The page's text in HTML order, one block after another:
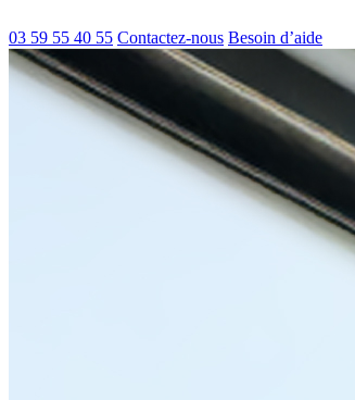
03 59 55 40 55 Contactez-nous Besoin d’aide